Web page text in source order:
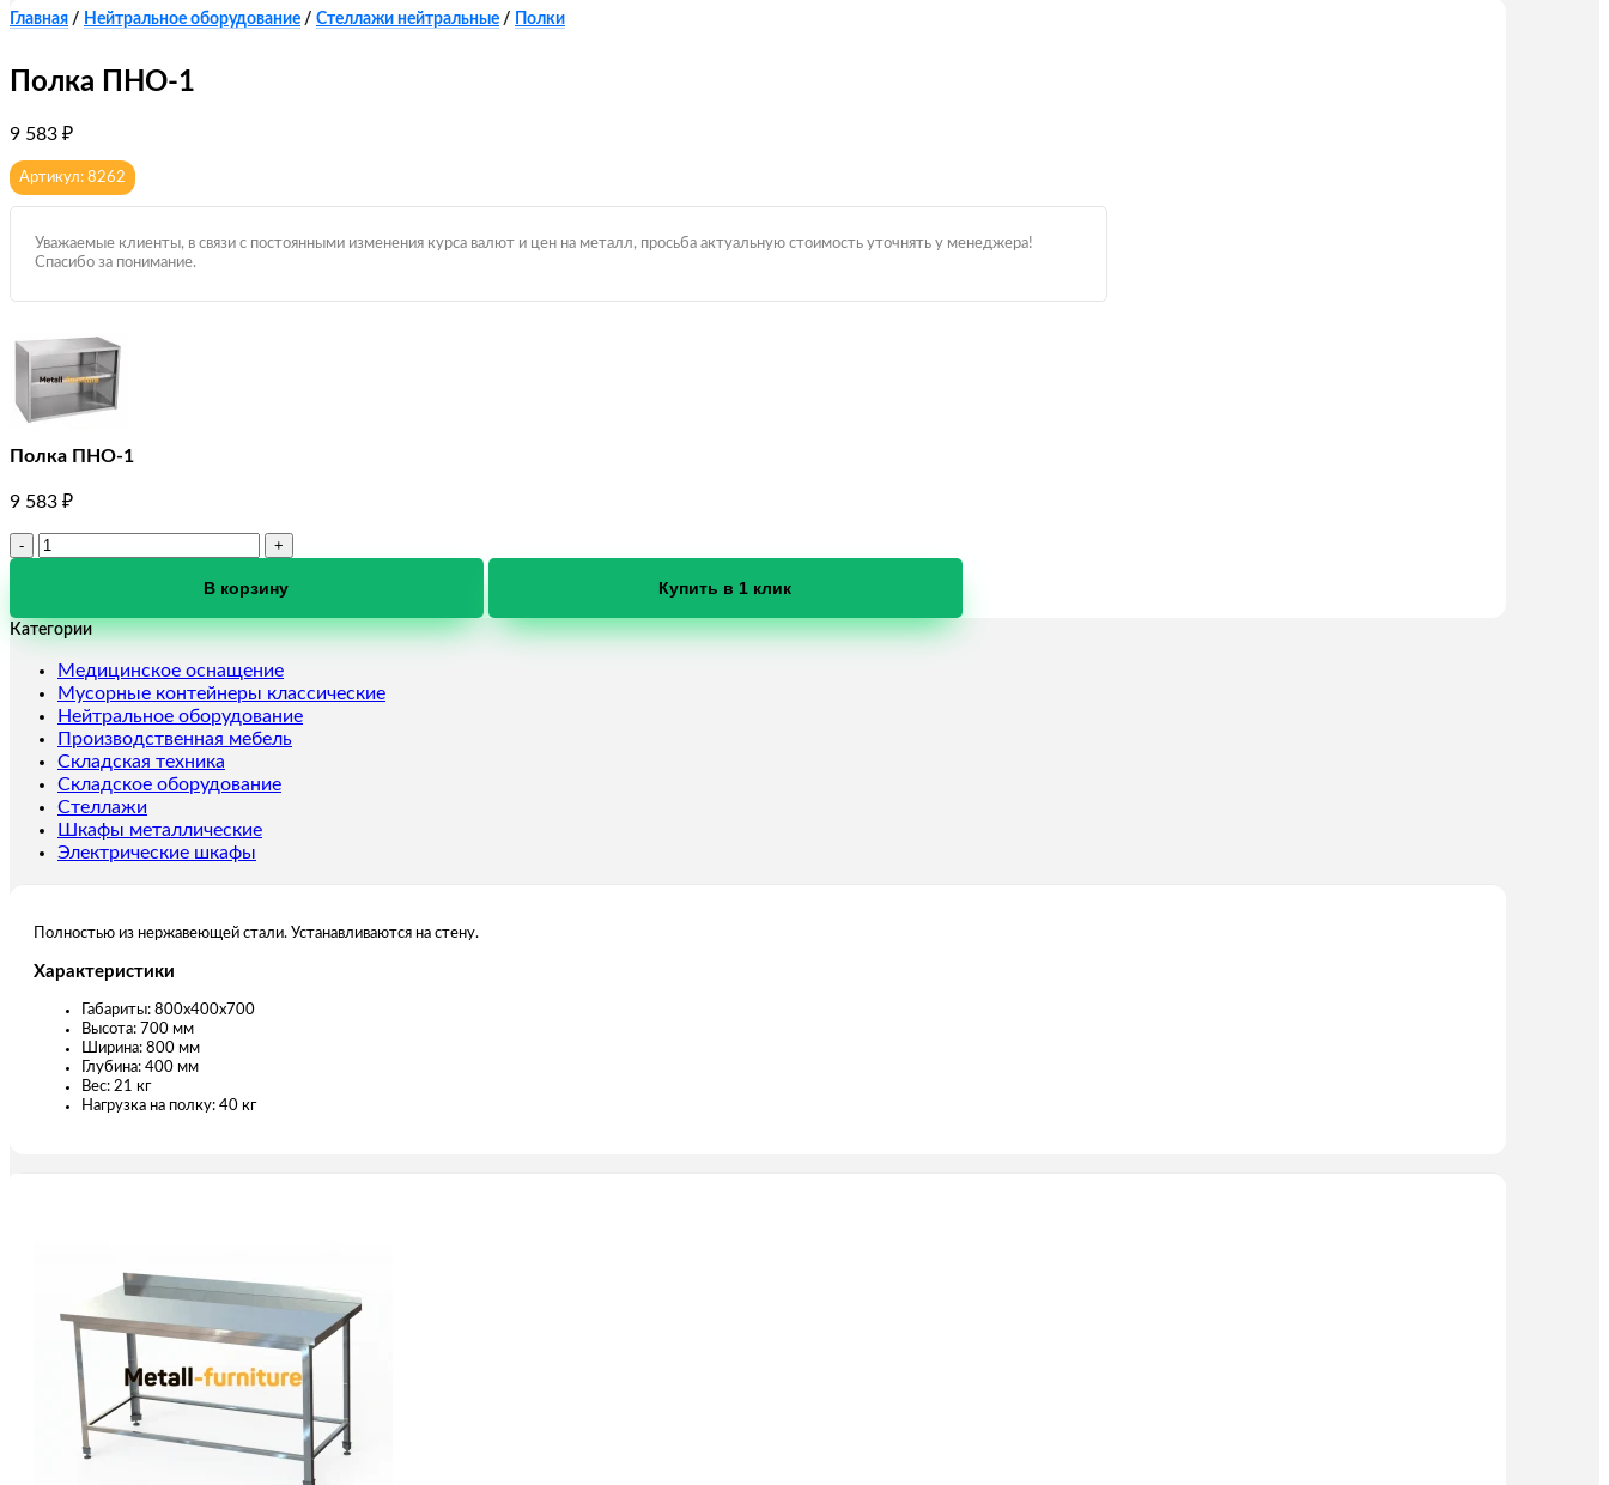
Главная / Нейтральное оборудование / Стеллажи нейтральные / Полки
Полка ПНО-1
9 583 ₽
Артикул: 8262
Уважаемые клиенты, в связи с постоянными изменения курса валют и цен на металл, просьба актуальную стоимость уточнять у менеджера!
Спасибо за понимание.
Полка ПНО-1
9 583 ₽
Количество
В корзину Купить в 1 клик
Категории
Медицинское оснащение
Мусорные контейнеры классические
Нейтральное оборудование
Производственная мебель
Складская техника
Складское оборудование
Стеллажи
Шкафы металлические
Электрические шкафы
Полностью из нержавеющей стали. Устанавливаются на стену.
Характеристики
Габариты: 800х400х700
Высота: 700 мм
Ширина: 800 мм
Глубина: 400 мм
Вес: 21 кг
Нагрузка на полку: 40 кг